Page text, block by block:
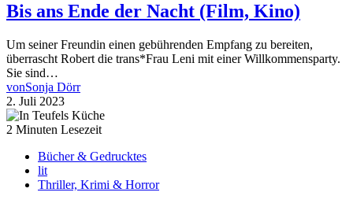
Bis ans Ende der Nacht (Film, Kino)
Um seiner Freundin einen gebührenden Empfang zu bereiten,
überrascht Robert die trans*Frau Leni mit einer Willkommensparty.
Sie sind…
vonSonja Dörr
2. Juli 2023
2 Minuten Lesezeit
Bücher & Gedrucktes
lit
Thriller, Krimi & Horror